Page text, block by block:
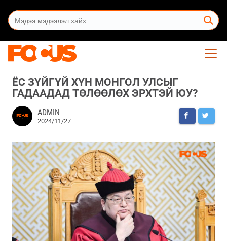
ЁС ЗҮЙГҮЙ ХҮН МОНГОЛ УЛСЫГ
ГАДААДАД ТӨЛӨӨЛӨХ ЭРХТЭЙ ЮУ?
ADMIN
2024/11/27